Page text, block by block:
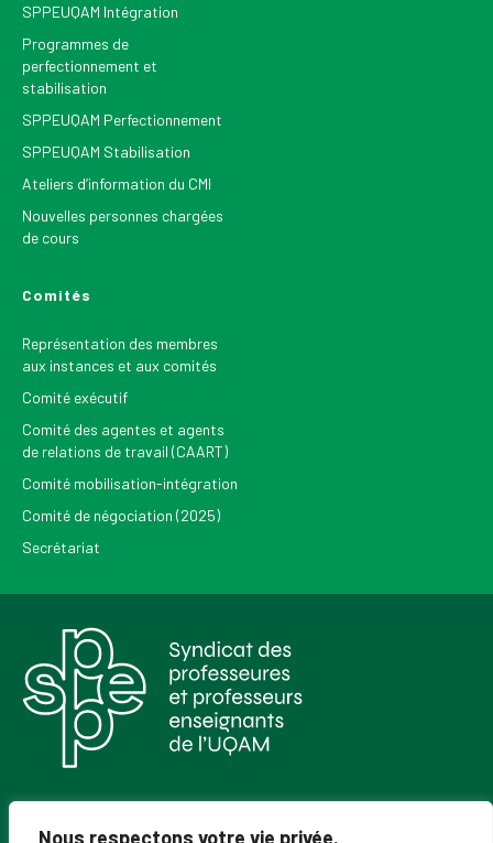
Nous respectons votre vie privée.
SPPEUQAM Intégration
Programmes de
perfectionnement et
stabilisation
SPPEUQAM Perfectionnement
SPPEUQAM Stabilisation
Ateliers d’information du CMI
Nouvelles personnes chargées
de cours
Comités
Représentation des membres
aux instances et aux comités
Comité exécutif
Comité des agentes et agents
de relations de travail (CAART)
Comité mobilisation-intégration
Comité de négociation (2025)
Secrétariat